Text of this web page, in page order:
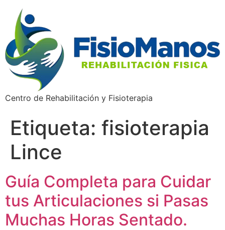
Centro de Rehabilitación y Fisioterapia
Etiqueta: fisioterapia
Lince
Guía Completa para Cuidar
tus Articulaciones si Pasas
Muchas Horas Sentado.